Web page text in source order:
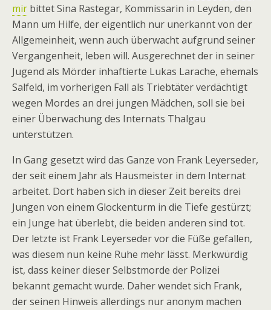
mir bittet Sina Rastegar, Kommissarin in Leyden, den
Mann um Hilfe, der eigentlich nur unerkannt von der
Allgemeinheit, wenn auch überwacht aufgrund seiner
Vergangenheit, leben will. Ausgerechnet der in seiner
Jugend als Mörder inhaftierte Lukas Larache, ehemals
Salfeld, im vorherigen Fall als Triebtäter verdächtigt
wegen Mordes an drei jungen Mädchen, soll sie bei
einer Überwachung des Internats Thalgau
unterstützen.
In Gang gesetzt wird das Ganze von Frank Leyerseder,
der seit einem Jahr als Hausmeister in dem Internat
arbeitet. Dort haben sich in dieser Zeit bereits drei
Jungen von einem Glockenturm in die Tiefe gestürzt;
ein Junge hat überlebt, die beiden anderen sind tot.
Der letzte ist Frank Leyerseder vor die Füße gefallen,
was diesem nun keine Ruhe mehr lässt. Merkwürdig
ist, dass keiner dieser Selbstmorde der Polizei
bekannt gemacht wurde. Daher wendet sich Frank,
der seinen Hinweis allerdings nur anonym machen